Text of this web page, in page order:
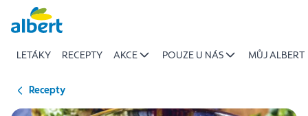
Přeskočit
LETÁKY RECEPTY AKCE POUZE U NÁS MŮJ ALBERT
Recepty